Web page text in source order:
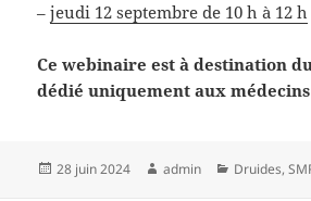
–jeudi 12 septembre de 10 h à 12 h
Ce webinaire est à destination
dédié uniquement aux
Publié
28 juin 2024 Auteur
admin Catégories
Druides,